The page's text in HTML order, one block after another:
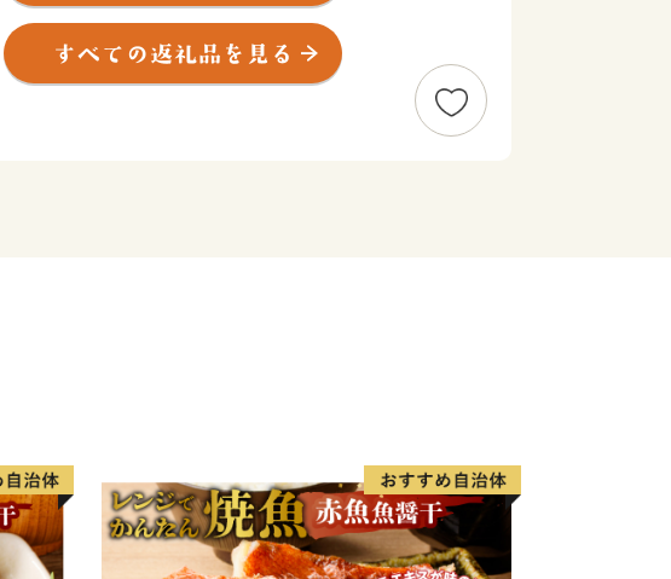
金は、富士市デジタル田園都市総合戦略等における
活用させていただきます。
（地域産業デジタル変革事業にかかる経費など）
の推進（ふるさと納税のPRにかかる経費など）